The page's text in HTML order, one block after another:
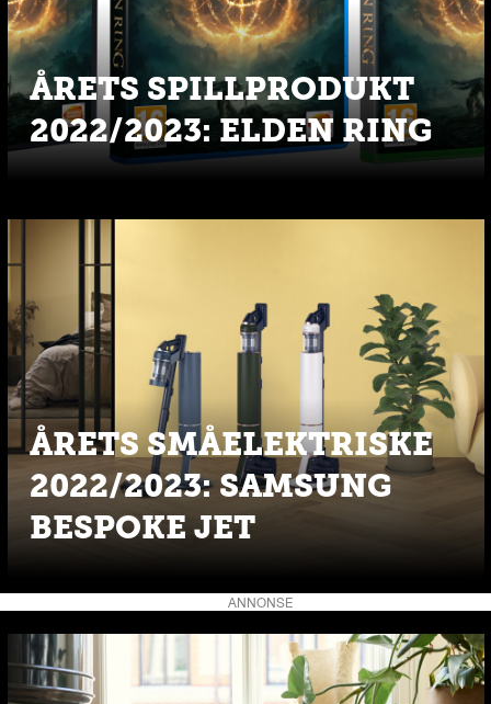
ÅRETS SPILLPRODUKT
2022/2023: ELDEN RING
ÅRETS SMÅELEKTRISKE
2022/2023: SAMSUNG
BESPOKE JET
ANNONSE